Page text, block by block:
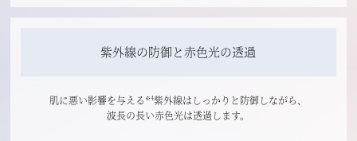
紫外線の防御と赤色光の透過
肌に悪い影響を与える ※4紫外線はしっかりと防御しながら、
波長の長い赤色光は透過します。